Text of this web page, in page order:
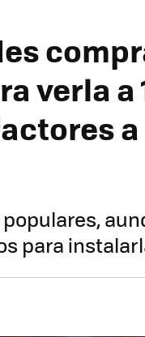
verla a
para